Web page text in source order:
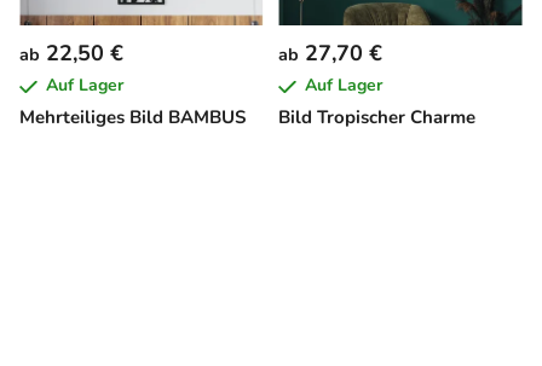
Mehrteiliges Bild BAMBUS
ab 22,50 €
Auf Lager
Bild Tropischer Charme
ab 27,70 €
Auf Lager